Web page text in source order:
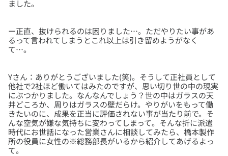
ー正直、抜けられるのは困りました…。ただやりたい事があ
るって言われてしまうとこれ以上は引き留めようがなく
Yさん：ありがとうございました(笑)。そうして正社員として
他社で2社ほど働いてはみたのですが、思い切り世の中の現実
にぶつかりました。なんなんでしょう？世の中はガラスの天
井どころか、周りはガラスの壁だらけ。やりがいをもって働
きたいのに、成果を正当に評価されない事が当たり前で。そ
んな空気が嫌な気持ちに変わってしまって。そんな折に派遣
時代にお世話になった営業さんに相談してみたら、橋本製作
所の役員に女性の※総務部長がいるから紹介してあげるよっ
て。